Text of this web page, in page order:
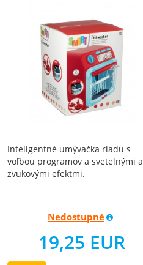
Inteligentné umývačka riadu s
voľbou programov a svetelnými a
zvukovými efektmi.
Nedostupné
19,25 EUR